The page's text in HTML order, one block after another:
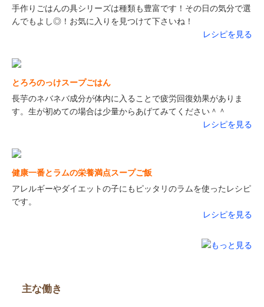
手作りごはんの具シリーズは種類も豊富です！その日の気分で選
んでもよし◎！お気に入りを見つけて下さいね！
レシピを見る
とろろのっけスープごはん
長芋のネバネバ成分が体内に入ることで疲労回復効果がありま
す。生が初めての場合は少量からあげてみてください＾＾
レシピを見る
健康一番とラムの栄養満点スープご飯
アレルギーやダイエットの子にもピッタリのラムを使ったレシピ
です。
レシピを見る
主な働き